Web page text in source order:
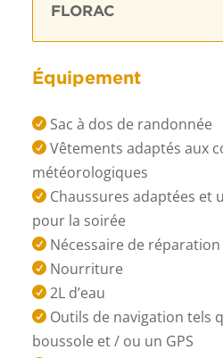
FLORAC
Équipement
Sac à dos de randonnée
Vêtements adaptés aux
météorologiques
Chaussures adaptées et
pour la soirée
Nécessaire de réparation
Nourriture
2L d’eau
Outils de navigation tels
boussole et / ou un GPS